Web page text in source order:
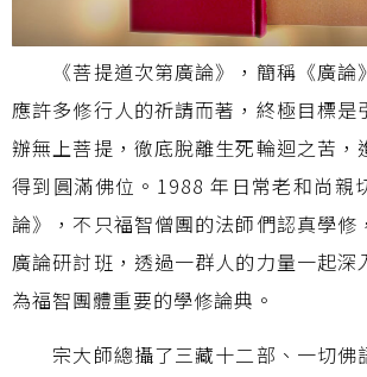
《菩提道次第廣論》，簡稱《廣論
應許多修行人的祈請而著，終極目標是
辦無上菩提，徹底脫離生死輪迴之苦，
得到圓滿佛位。1988 年日常老和尚親
論》，不只福智僧團的法師們認真學修
廣論研討班，透過一群人的力量一起深
為福智團體重要的學修論典。
宗大師總攝了三藏十二部、一切佛